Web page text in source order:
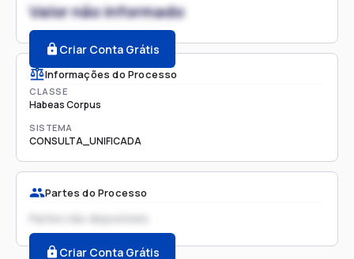
Valor não informado
Criar Conta Grátis
Informações do Processo
CLASSE
Habeas Corpus
SISTEMA
CONSULTA_UNIFICADA
Partes do Processo
Partes não disponíveis
Criar Conta Grátis